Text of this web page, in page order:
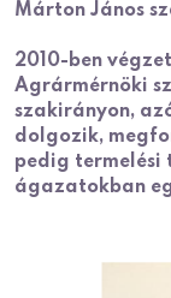
Márton János
2010-ben
Agrármérnöki
szakirányon,
dolgozik,
pedig termelési
ágazatokban